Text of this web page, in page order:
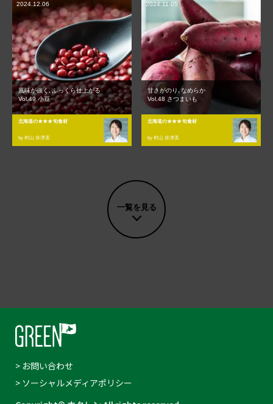
2024.12.06
風味が強く､ふっくら仕上がる
Vol.49 小豆
北海道の★★★旬食材
by 村山 奈津美
2024.11.05
甘さがのり､なめらか
Vol.48 さつまいも
北海道の★★★旬食材
by 村山 奈津美
一覧を見る
> お問い合わせ
> ソーシャルメディアポリシー